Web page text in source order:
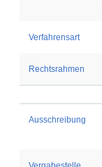
Verfahrensart
Rechtsrahmen
Ausschreibung